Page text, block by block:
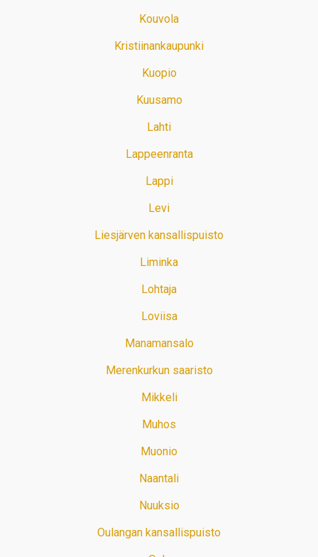
Kouvola
Kristiinankaupunki
Kuopio
Kuusamo
Lahti
Lappeenranta
Lappi
Levi
Liesjärven kansallispuisto
Liminka
Lohtaja
Loviisa
Manamansalo
Merenkurkun saaristo
Mikkeli
Muhos
Muonio
Naantali
Nuuksio
Oulangan kansallispuisto